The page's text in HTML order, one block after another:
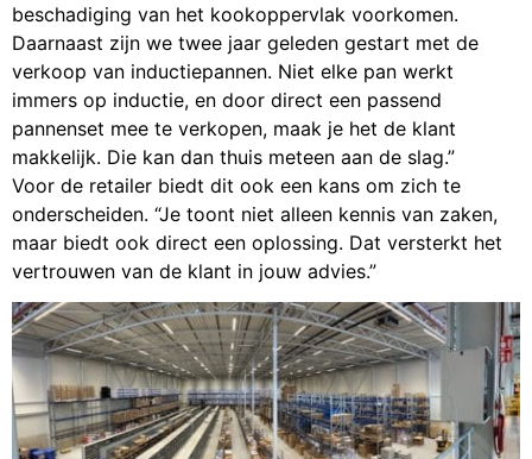
beschadiging van het kookoppervlak voorkomen.
Daarnaast zijn we twee jaar geleden gestart met de
verkoop van inductiepannen. Niet elke pan werkt
immers op inductie, en door direct een passend
pannenset mee te verkopen, maak je het de klant
makkelijk. Die kan dan thuis meteen aan de slag.”
Voor de retailer biedt dit ook een kans om zich te
onderscheiden. “Je toont niet alleen kennis van zaken,
maar biedt ook direct een oplossing. Dat versterkt het
vertrouwen van de klant in jouw advies.”